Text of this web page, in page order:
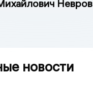
Невров
новости